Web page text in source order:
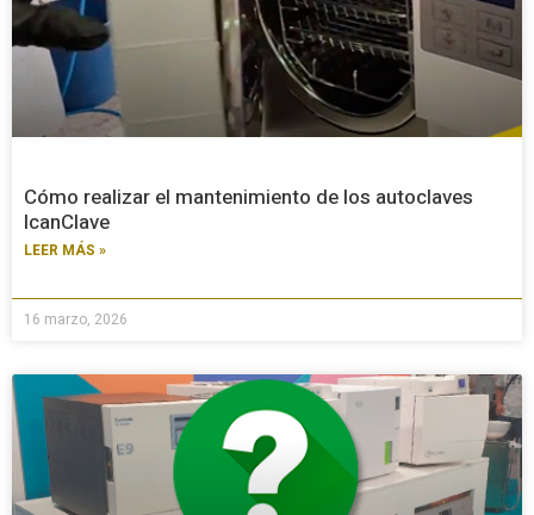
Cómo realizar el mantenimiento de los autoclaves
IcanClave
LEER MÁS »
16 marzo, 2026